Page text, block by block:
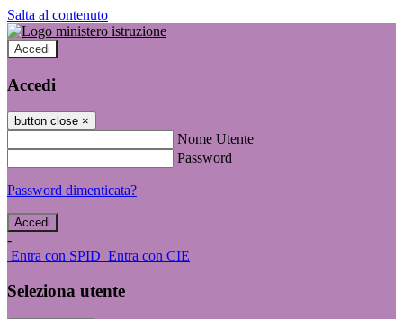
Salta al contenuto
Accedi
Accedi
button close ×
Nome Utente
Password
Password dimenticata?
-
Entra con SPID Entra con CIE
Seleziona utente